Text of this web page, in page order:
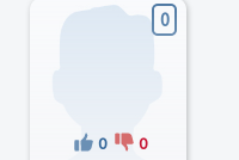
0
0 0